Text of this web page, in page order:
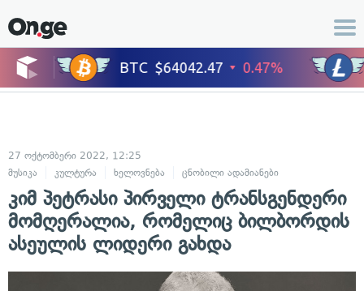
27 ოქტომბერი 2022, 12:25
მუსიკა
კულტურა ხელოვნება ცნობილი ადამიანები
კიმ პეტრასი პირველი ტრანსგენდერი
მომღერალია, რომელიც ბილბორდის
ასეულის ლიდერი გახდა